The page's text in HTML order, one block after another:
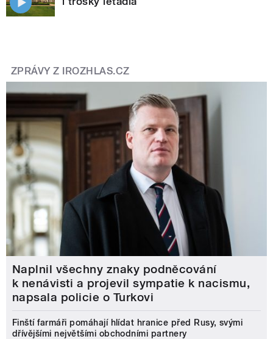
ZPRÁVY Z IROZHLAS.CZ
Naplnil všechny znaky podněcování
k nenávisti a projevil sympatie k nacismu,
napsala policie o Turkovi
Finští farmáři pomáhají hlídat hranice před Rusy, svými
dřívějšími největšími obchodními partnery